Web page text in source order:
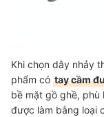
Khi chọn dây nhảy
phẩm có tay cầm
bề mặt gồ ghề, phù
được làm bằng loại